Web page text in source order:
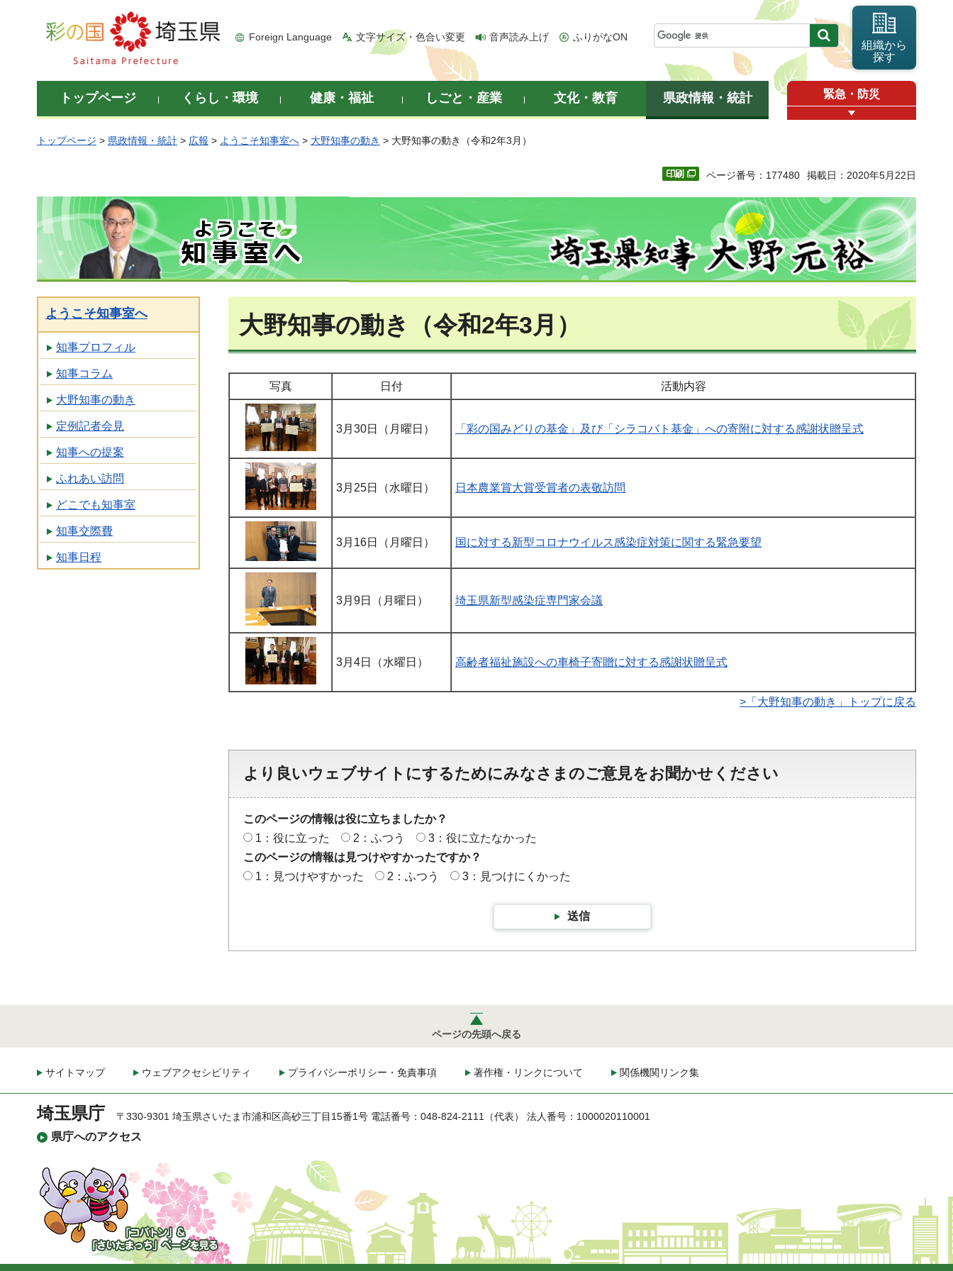
彩の国 埼玉県
Foreign Language 文字サイズ・色合い変更 音声読み上げ ふりがなON
組織から
探す
トップページ くらし・環境 健康・福祉 しごと・産業 文化・教育 県政情報・統計 緊急・防災
トップページ > 県政情報・統計 > 広報 > ようこそ知事室へ > 大野知事の動き > 大野知事の動き（令和2年3月）
ページ番号：177480 掲載日：2020年5月22日
ようこそ知事室へ
知事プロフィル
知事コラム
大野知事の動き
定例記者会見
知事への提案
ふれあい訪問
どこでも知事室
知事交際費
知事日程
大野知事の動き（令和2年3月）
写真 日付 活動内容
3月30日（月曜日） 「彩の国みどりの基金」及び「シラコバト基金」への寄附に対する感謝状贈呈式
3月25日（水曜日） 日本農業賞大賞受賞者の表敬訪問
3月16日（月曜日） 国に対する新型コロナウイルス感染症対策に関する緊急要望
3月9日（月曜日） 埼玉県新型感染症専門家会議
3月4日（水曜日） 高齢者福祉施設への車椅子寄贈に対する感謝状贈呈式
>「大野知事の動き」トップに戻る
より良いウェブサイトにするためにみなさまのご意見をお聞かせください
このページの情報は役に立ちましたか？
1：役に立った
2：ふつう
3：役に立たなかった
このページの情報は見つけやすかったですか？
1：見つけやすかった
2：ふつう 3：見つけにくかった
送信
ページの先頭へ戻る
サイトマップ ウェブアクセシビリティ プライバシーポリシー・免責事項 著作権・リンクについて 関係機関リンク集
埼玉県庁
県庁へのアクセス
〒330-9301 埼玉県さいたま市浦和区高砂三丁目15番1号 電話番号：048-824-2111（代表） 法人番号：1000020110001
「コバトン」&「さいた
まっち」